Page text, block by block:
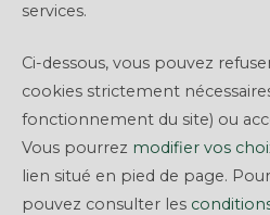
services.
Ci-dessous, vous pouvez
cookies strictement
fonctionnement du site) ou
Vous pourrez modifier vos
lien situé en pied de page.
pouvez consulter les
LE
SOLUTION
POUR LE
DE VOS